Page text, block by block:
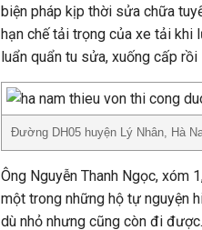
biện pháp kịp thời sửa chữa
hạn chế tải trọng của xe tải khi
luẩn quẩn tu sửa, xuống cấp rồi
Đường DH05 huyện Lý Nhân, Hà
Ông Nguyễn Thanh Ngọc, xóm
một trong những hộ tự nguyện
dù nhỏ nhưng cũng còn đi